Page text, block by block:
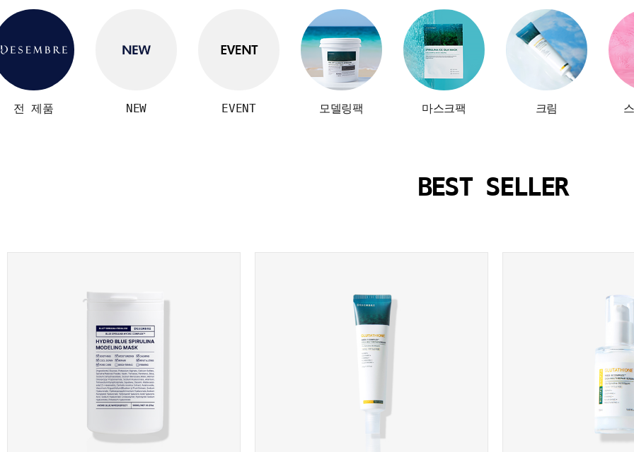
전 제품 NEW EVENT 모델링팩 마스크팩 크림
BEST SELLER